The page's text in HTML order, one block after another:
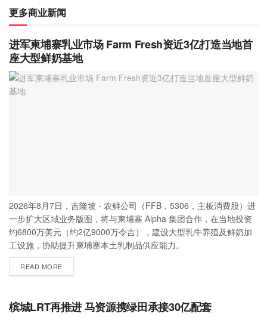
更多商业新闻
进军柬埔寨乳业市场 Farm Fresh资近3亿打造当地首
座大型鲜奶基地
2026年8月7日，吉隆坡 - 农鲜公司（FFB，5306，主板消费股）进
一步扩大区域业务版图，将与柬埔寨 Alpha 集团合作，在当地投资
约6800万美元（约2亿9000万令吉），建设大型乳牛养殖及鲜奶加
工设施，协助提升柬埔寨本土乳制品供应能力。
READ MORE
槟城LRT再推进 马资源携绿田承接30亿配套